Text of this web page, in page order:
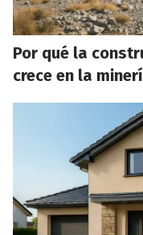
Por qué la
crece en la